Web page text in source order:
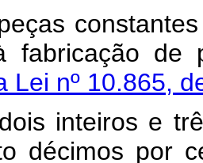
à fabricação
Lei nº 10.865,
inteiros e
décimos por